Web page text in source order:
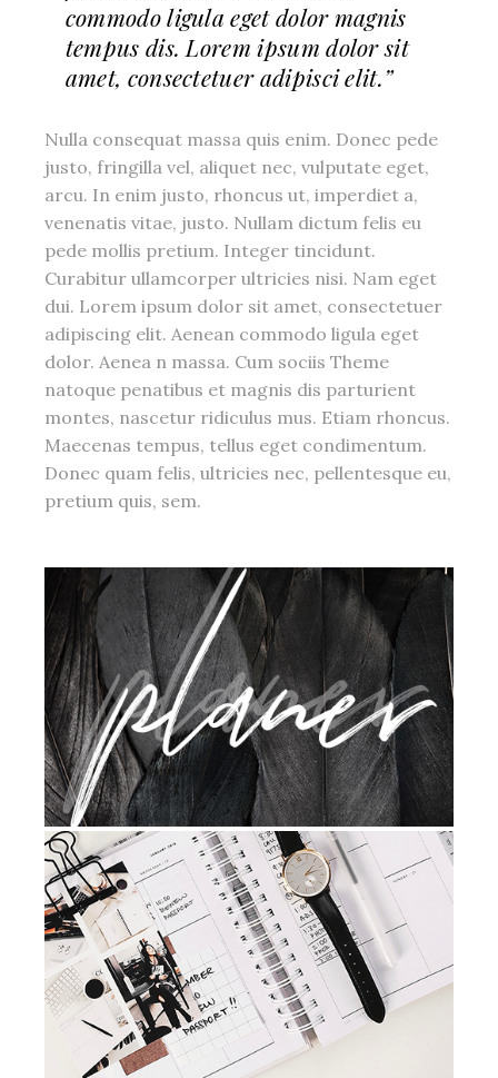
commodo ligula eget dolor magnis
tempus dis. Lorem ipsum dolor sit
amet, consectetuer adipisci elit.”
Nulla consequat massa quis enim. Donec pede
justo, fringilla vel, aliquet nec, vulputate eget,
arcu. In enim justo, rhoncus ut, imperdiet a,
venenatis vitae, justo. Nullam dictum felis eu
pede mollis pretium. Integer tincidunt.
Curabitur ullamcorper ultricies nisi. Nam eget
dui. Lorem ipsum dolor sit amet, consectetuer
adipiscing elit. Aenean commodo ligula eget
dolor. Aenea n massa. Cum sociis Theme
natoque penatibus et magnis dis parturient
montes, nascetur ridiculus mus. Etiam rhoncus.
Maecenas tempus, tellus eget condimentum.
Donec quam felis, ultricies nec, pellentesque eu,
pretium quis, sem.